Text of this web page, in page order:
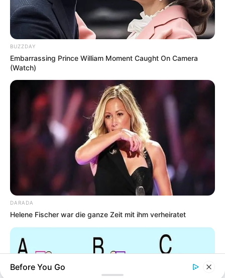
BUZZDAY
Embarrassing Prince William Moment Caught On Camera
(Watch)
DARADA
Helene Fischer war die ganze Zeit mit ihm verheiratet
Before You Go